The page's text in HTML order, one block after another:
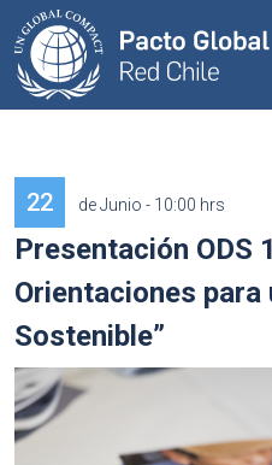
22 de Junio - 10:00 hrs
Presentación ODS
Orientaciones para
Sostenible”